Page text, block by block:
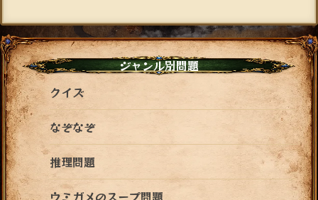
ジャンル別問題
クイズ
なぞなぞ
推理問題
ウミガメのスープ問題